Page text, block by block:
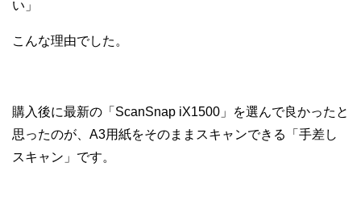
い」
こんな理由でした。
購入後に最新の「ScanSnap iX1500」を選んで良かったと
思ったのが、A3用紙をそのままスキャンできる「手差し
スキャン」です。